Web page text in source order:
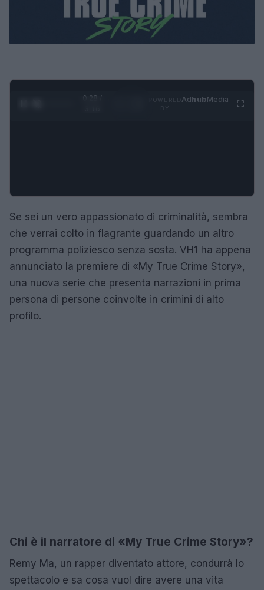
0:28 /
AdhubMedia
Se sei un vero appassionato di criminalità, sembra
che verrai colto in flagrante guardando un altro
programma poliziesco senza sosta. VH1 ha appena
annunciato la premiere di «My True Crime Story»,
una nuova serie che presenta narrazioni in prima
persona di persone coinvolte in crimini di alto
profilo.
Chi è il narratore di «My True Crime Story»?
Remy Ma, un rapper diventato attore, condurrà lo
spettacolo e sa cosa vuol dire avere una vita